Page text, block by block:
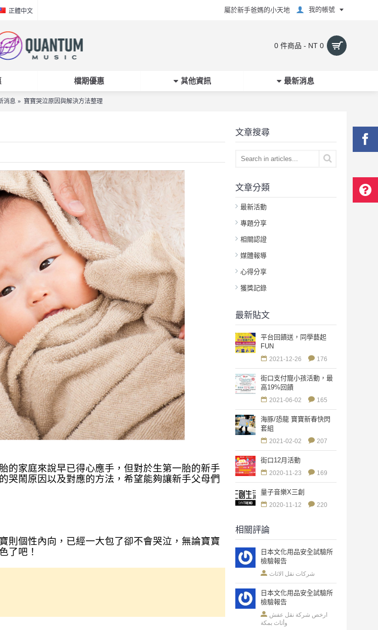
正體中文 屬於新手爸媽的小天地 我的帳號
0 件商品 - NT 0
檔期優惠 其他資訊 最新消息
消息 寶寶哭泣原因與解決方法整理
文章搜尋
文章分類
最新活動
專題分享
相關認證
媒體報導
心得分享
獲獎記錄
最新貼文
平台回饋送，同學藝起
FUN
2021-12-26 176
街口支付寵小孩活動，最
高19%回饋
2021-06-02 165
海豚/恐龍 寶寶新春快閃
套組
2021-02-02 207
街口12月活動
2020-11-23 169
量子音樂X三創
2020-11-12 220
相關評論
日本文化用品安全試驗所
檢驗報告
شركات نقل الاثاث
日本文化用品安全試驗所
檢驗報告
ارخص شركة نقل عفش
وأثاث بمكة
的家庭來說早已得心應手，但對於生第一胎的新手
哭鬧原因以及對應的方法，希望能夠讓新手父母們
則個性內向，已經一大包了卻不會哭泣，無論寶寶
了吧！